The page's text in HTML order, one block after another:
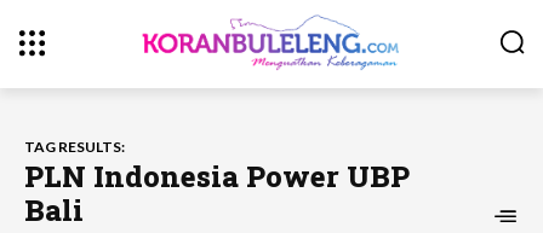
TAG RESULTS:
PLN Indonesia Power UBP
Bali